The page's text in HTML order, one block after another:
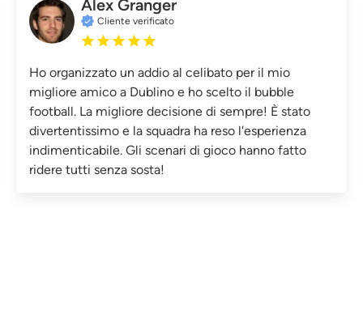
Alex Granger
Cliente verificato
Ho organizzato un addio al celibato per il mio
migliore amico a Dublino e ho scelto il bubble
football. La migliore decisione di sempre! È stato
divertentissimo e la squadra ha reso l'esperienza
indimenticabile. Gli scenari di gioco hanno fatto
ridere tutti senza sosta!